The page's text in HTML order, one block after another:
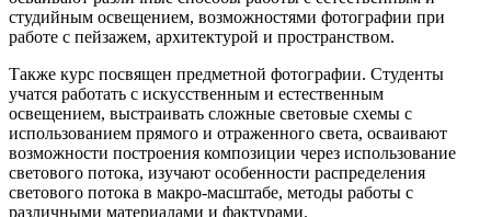
студийным освещением, возможностями фотографии при
работе с пейзажем, архитектурой и пространством.
Также курс посвящен предметной фотографии. Студенты
учатся работать с искусственным и естественным
освещением, выстраивать сложные световые схемы с
использованием прямого и отраженного света, осваивают
возможности построения композиции через использование
светового потока, изучают особенности распределения
светового потока в макро-масштабе, методы работы с
различными материалами и фактурами.